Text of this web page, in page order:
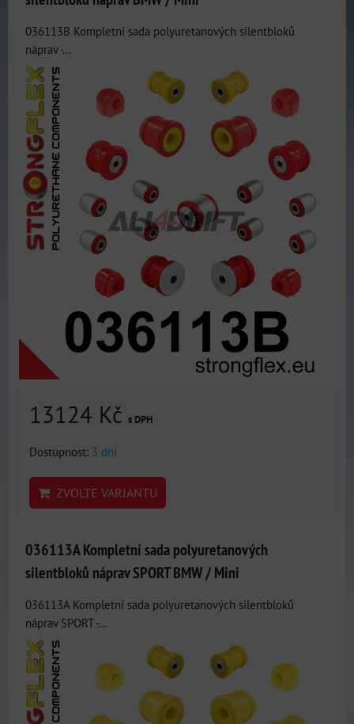
036113B Kompletní sada polyuretanových silentbloků
náprav -...
13124 Kč s DPH
Dostupnost: 3 dni
ZVOLTE VARIANTU
036113A Kompletní sada polyuretanových
silentbloků náprav SPORT BMW / Mini
036113A Kompletní sada polyuretanových silentbloků
náprav SPORT -...